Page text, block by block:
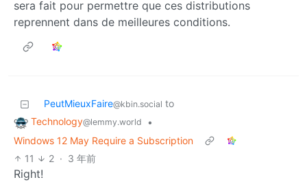
sera fait pour permettre que ces distributions
reprennent dans de meilleures conditions.
PeutMieuxFaire@kbin.social to
Technology@lemmy.world
•
Windows 12 May Require a Subscription
11
2 · 3 年前
Right!